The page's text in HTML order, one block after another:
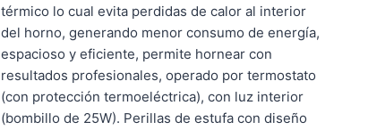
térmico lo cual evita perdidas de calor al interior
del horno, generando menor consumo de energía,
espacioso y eficiente, permite hornear con
resultados profesionales, operado por termostato
(con protección termoeléctrica), con luz interior
(bombillo de 25W). Perillas de estufa con diseño